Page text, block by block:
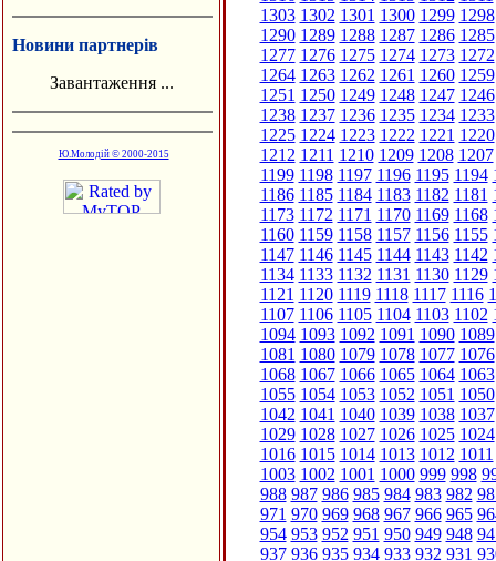
Новини партнерів
Завантаження ...
Ю.Молодій © 2000-2015
1303 1302 1301 1300 1299 1298
1290 1289 1288 1287 1286 1285
1277 1276 1275 1274 1273 1272
1264 1263 1262 1261 1260 1259
1251 1250 1249 1248 1247 1246
1238 1237 1236 1235 1234 1233
1225 1224 1223 1222 1221 1220
1212 1211 1210 1209 1208 1207
1199 1198 1197 1196 1195 1194
1186 1185 1184 1183 1182 1181
1173 1172 1171 1170 1169 1168
1160 1159 1158 1157 1156 1155
1147 1146 1145 1144 1143 1142
1134 1133 1132 1131 1130 1129
1121 1120 1119 1118 1117 1116
1107 1106 1105 1104 1103 1102
1094 1093 1092 1091 1090 1089
1081 1080 1079 1078 1077 1076
1068 1067 1066 1065 1064 1063
1055 1054 1053 1052 1051 1050
1042 1041 1040 1039 1038 1037
1029 1028 1027 1026 1025 1024
1016 1015 1014 1013 1012 1011
1003 1002 1001 1000 999 998
988 987 986 985 984 983 982
971 970 969 968 967 966 965
954 953 952 951 950 949 948
937 936 935 934 933 932 931